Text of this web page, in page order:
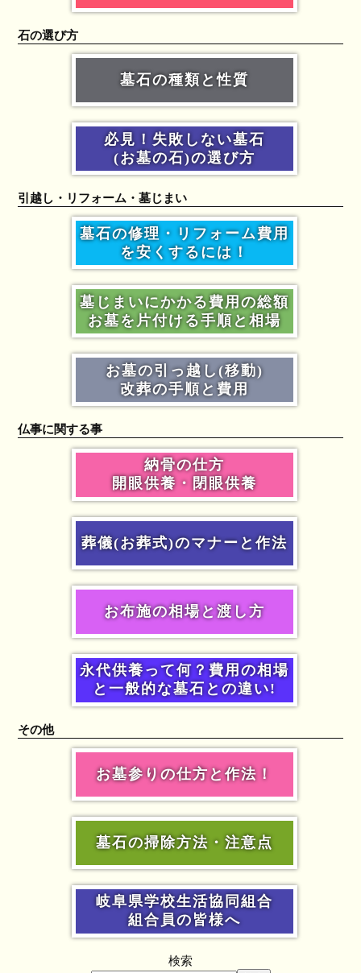
石の選び方
墓石の種類と性質
必見！失敗しない墓石
(お墓の石)の選び方
引越し・リフォーム・墓じまい
墓石の修理・リフォーム費用
を安くするには！
墓じまいにかかる費用の総額
お墓を片付ける手順と相場
お墓の引っ越し(移動)
改葬の手順と費用
仏事に関する事
納骨の仕方
開眼供養・閉眼供養
葬儀(お葬式)のマナーと作法
お布施の相場と渡し方
永代供養って何？費用の相場
と一般的な墓石との違い!
その他
お墓参りの仕方と作法！
墓石の掃除方法・注意点
岐阜県学校生活協同組合
組合員の皆様へ
検索